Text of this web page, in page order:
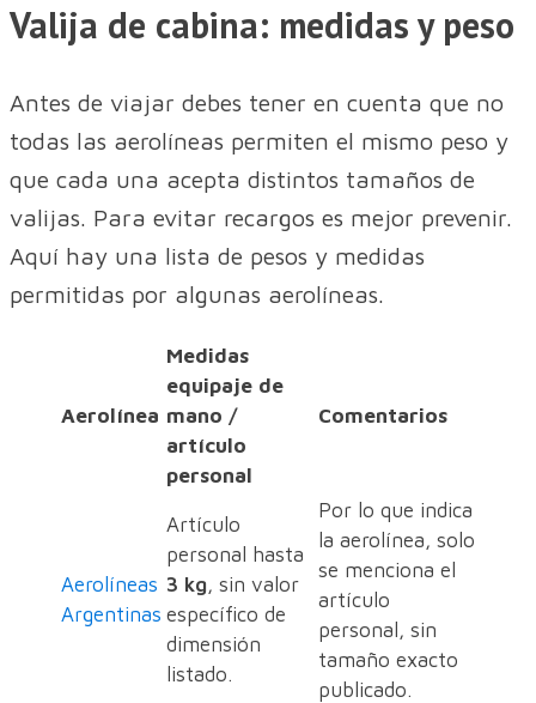
Valija de cabina: medidas y peso
Antes de viajar debes tener en cuenta que no
todas las aerolíneas permiten el mismo peso y
que cada una acepta distintos tamaños de
valijas. Para evitar recargos es mejor prevenir.
Aquí hay una lista de pesos y medidas
permitidas por algunas aerolíneas.
Aerolínea
Medidas
equipaje de
mano /
artículo
personal
Comentarios
Aerolíneas
Argentinas
Artículo
personal hasta
3 kg, sin valor
específico de
dimensión
listado.
Por lo que indica
la aerolínea, solo
se menciona el
artículo
personal, sin
tamaño exacto
publicado.